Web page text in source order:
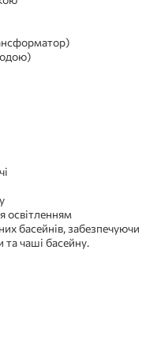
освітленням
басейнів, забезпечуючи
та чаші басейну.